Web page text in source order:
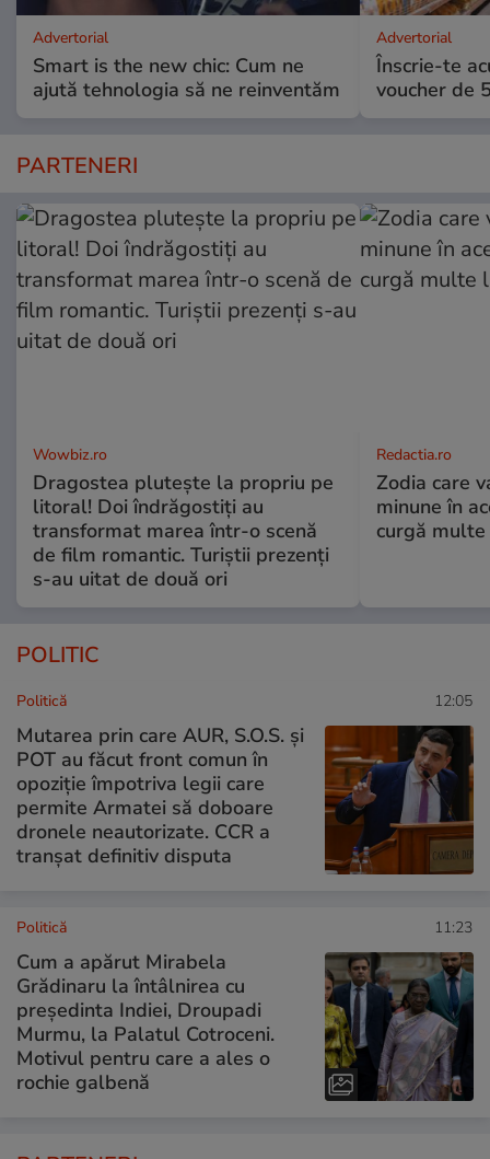
Advertorial
Smart is the new chic: Cum ne
ajută tehnologia să ne reinventăm
Advertorial
Înscrie-te
voucher de
PARTENERI
Wowbiz.ro
Dragostea plutește la propriu pe
litoral! Doi îndrăgostiți au
transformat marea într-o scenă
de film romantic. Turiștii prezenți
s-au uitat de două ori
Redactia.ro
Zodia care
minune în
curgă
POLITIC
Politică 12:05
Mutarea prin care AUR, S.O.S. și
POT au făcut front comun în
opoziție împotriva legii care
permite Armatei să doboare
dronele neautorizate. CCR a
tranșat definitiv disputa
Politică 11:23
Cum a apărut Mirabela
Grădinaru la întâlnirea cu
președinta Indiei, Droupadi
Murmu, la Palatul Cotroceni.
Motivul pentru care a ales o
rochie galbenă